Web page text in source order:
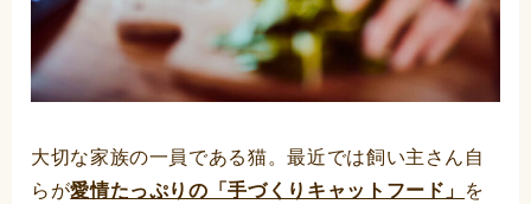
大切な家族の一員である猫。最近では飼い主さん自
らが愛情たっぷりの「手づくりキャットフード」
を